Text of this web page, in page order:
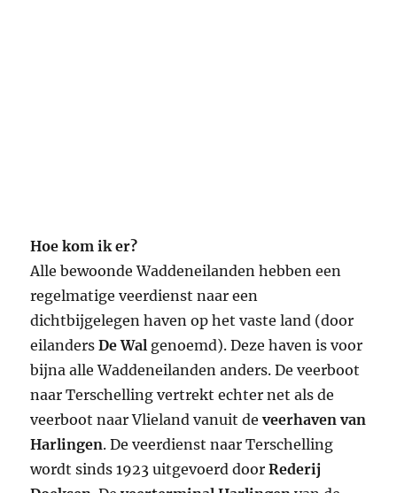
Hoe kom ik er?
Alle bewoonde Waddeneilanden hebben een
regelmatige veerdienst naar een
dichtbijgelegen haven op het vaste land (door
eilandersDe Wal genoemd). Deze haven is voor
bijna alle Waddeneilanden anders. De veerboot
naar Terschelling vertrekt echter net als de
veerboot naar Vlieland vanuit deveerhaven van
Harlingen. De veerdienst naar Terschelling
wordt sinds 1923 uitgevoerd doorRederij